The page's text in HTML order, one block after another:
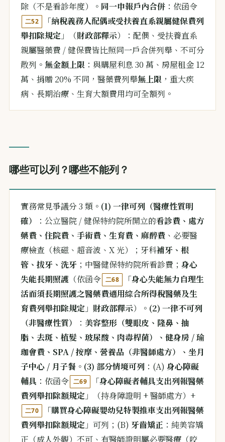
除（不是看診年度）。 同一申報戶內合併 ：依函令
二52 「納稅義務人配偶或受扶養直系親屬健保費列
舉扣除規定 」（財政部釋示）：配偶、受扶養直系
親屬醫藥費 / 健保費皆比照同一戶合併列舉、不可分
散列。 無金額上限 ：與購屋利息 30 萬、房屋租金 12
萬、捐贈 20% 不同，醫藥費列舉無上限 ，重大疾
病、長期治療、生育大額費用均可全額列。
哪些可以列？哪些不能列？
實務常見爭議分 3 類。 (1) 一律可列（醫療性質明
確）
：公立醫院 / 健保特約院所開立的看診費、處方
藥費、住院費、手術費、生育費、麻醉費 、必要醫
療檢查（核磁、超音波、X 光）；牙科補牙、根
管、拔牙、洗牙 ；中醫健保特約院所看診費； 身心
失能長期照護 （依函令 二68 「身心失能無力自理生
活而須長期照護之醫藥費適用綜合所得稅醫藥及生
育費列舉扣除規定 」 財政部釋示）。 (2) 一律不可列
（非醫療性質）
： 美容整形（雙眼皮、隆鼻、抽
脂、去斑、植髮、玻尿酸、肉毒桿菌）、健身房 / 瑜
珈會費、SPA / 按摩、營養品（非醫師處方）、坐月
子中心 / 月子餐 。 (3) 部分情境可列 ：(A) 身心障礙
輔具 ：依函令 二69 「身心障礙者輔具支出列報醫藥
費列舉扣除額規定 」（持身障證明 + 醫師處方）+
二70 「購買身心障礙嬰幼兒特製推車支出列報醫藥
費列舉扣除額規定 」可列；(B) 牙齒矯正 ：純美容矯
正（成人外觀）不可、有醫師證明屬必要醫療（咬